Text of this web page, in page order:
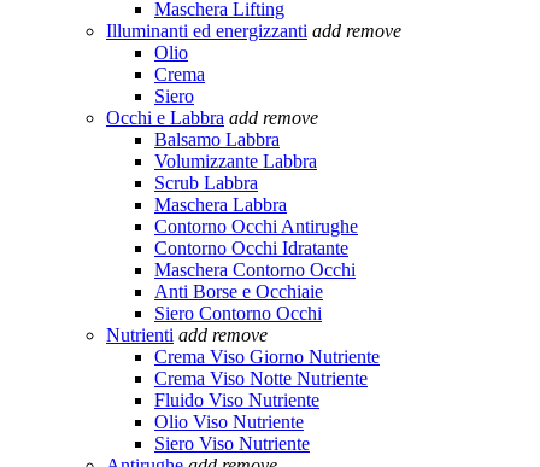
Maschera Lifting
Illuminanti ed energizzanti add remove
Olio
Crema
Siero
Occhi e Labbra add remove
Balsamo Labbra
Volumizzante Labbra
Scrub Labbra
Maschera Labbra
Contorno Occhi Antirughe
Contorno Occhi Idratante
Maschera Contorno Occhi
Anti Borse e Occhiaie
Siero Contorno Occhi
Nutrienti add remove
Crema Viso Giorno Nutriente
Crema Viso Notte Nutriente
Fluido Viso Nutriente
Olio Viso Nutriente
Siero Viso Nutriente